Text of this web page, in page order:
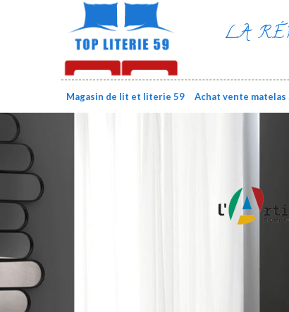
LA
Magasin de lit et literie 59 Achat vente matelas